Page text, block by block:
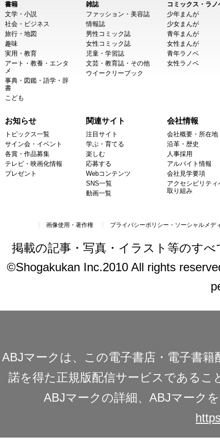
書籍
文学・小説
社会・ビジネス
旅行・地図
趣味
実用・教育
アート・教養・エンタ
メ
事典・図鑑・語学・辞
書
こども
雑誌
ファッション・美容誌
情報誌
男性コミック誌
女性コミック誌
児童・学習誌
文芸・教育誌・その他
ウイークリーブック
コミックス・ラノ
少年まんが
少女まんが
青年まんが
女性まんが
青年ラノベ
女性ラノベ
お知らせ
トピックス一覧
サイン会・イベント
各賞・作品募集
テレビ・映画化情報
プレゼント
関連サイト
注目サイト
学ぶ・育てる
楽しむ
応募する
Webコンテンツ
SNS一覧
動画一覧
会社情報
会社概要・所在地
沿革・歴史
人事採用
アルバイト情報
会社見学要項
アクセシビリティ
取り組み
画像使用・著作権 プライバシーポリシー・ソーシャルメデ
掲載の記事・写真・イラスト等のす
©Shogakukan Inc.2010 All rights
ABJマークは、この電子書店・電子書
諾を得た正規版配信サービスであるこ
ABJマークの詳細、ABJマーク